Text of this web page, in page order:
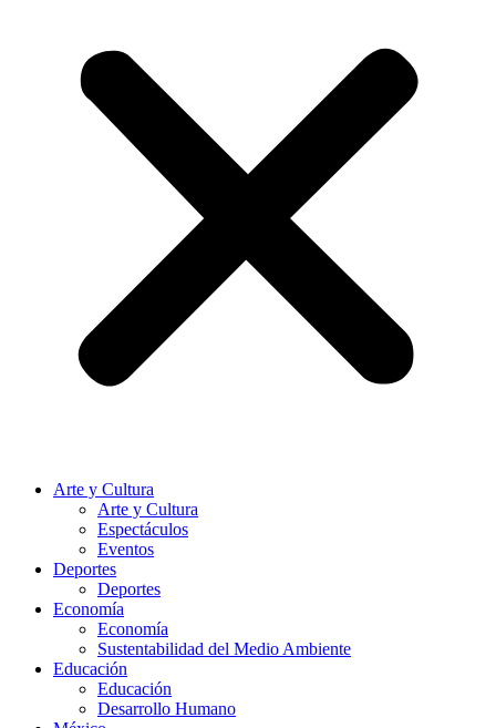
Arte y Cultura
Arte y Cultura
Espectáculos
Eventos
Deportes
Deportes
Economía
Economía
Sustentabilidad del Medio Ambiente
Educación
Educación
Desarrollo Humano